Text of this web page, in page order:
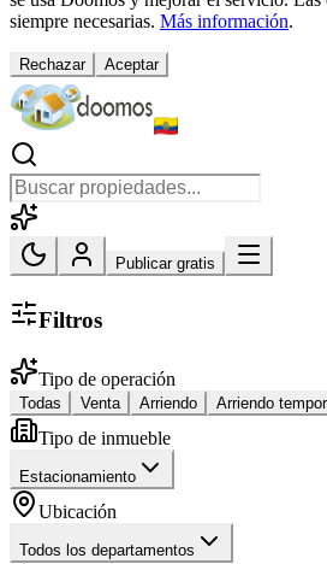
siempre necesarias. Más información.
Rechazar Aceptar
Publicar gratis
Filtros
Tipo de operación
Todas Venta Arriendo Arriendo
Tipo de inmueble
Estacionamiento
Ubicación
Todos los departamentos